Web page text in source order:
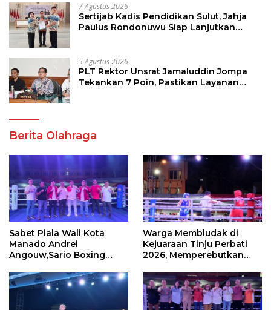
7 Agustus 2026
Sertijab Kadis Pendidikan Sulut, Jahja
Paulus Rondonuwu Siap Lanjutkan
5 Agustus 2026
PLT Rektor Unsrat Jamaluddin Jompa
Tekankan 7 Poin, Pastikan Layanan
Berita Olahraga
Sabet Piala Wali Kota
Manado Andrei
Angouw,Sario Boxing
Perbati 2026
Warga Membludak di
Kejuaraan Tinju Perbati
2026, Memperebutkan